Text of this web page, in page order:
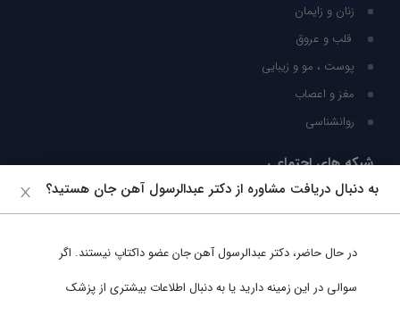
زنان و زایمان
قلب و عروق
پوست ، مو و زیبایی
مغز و اعصاب
روانشناسی
شبکه های اجتماعی
ما را در شبکه های اجتماعی دنبال کنید
به دنبال دریافت مشاوره از دکتر عبدالرسول آهن جان هستید؟
در حال حاضر، دکتر عبدالرسول آهن جانعضو داکتاپ نیستند. اگر
سوالی در این زمینه دارید یا به دنبال اطلاعات بیشتری از پزشک